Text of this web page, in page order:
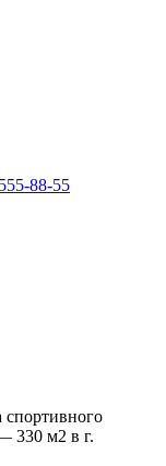
88-55
спортивного
330 м2 в г.